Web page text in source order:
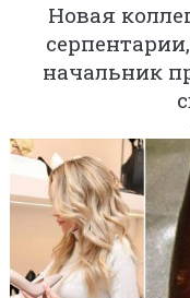
Новая
начальник